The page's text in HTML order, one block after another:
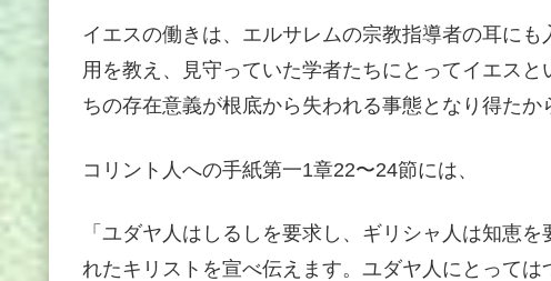
イエスの働きは、エルサレムの宗教指導者の耳に
用を教え、見守っていた学者たちにとってイエス
ちの存在意義が根底から失われる事態となり得たか
コリント人への手紙第一1章22〜24節には、
「ユダヤ人はしるしを要求し、ギリシャ人は知恵
れたキリストを宣べ伝えます。ユダヤ人にとって